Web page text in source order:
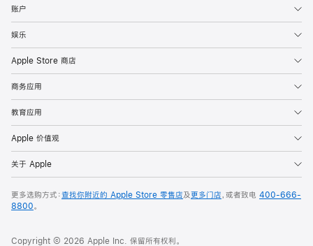
账户
娱乐
Apple Store 商店
商务应用
教育应用
Apple 价值观
关于 Apple
更多选购方式：查找你附近的 Apple Store 零售店及更多门店，或者致电 400-666-
8800。
Copyright © 2026 Apple Inc. 保留所有权利。